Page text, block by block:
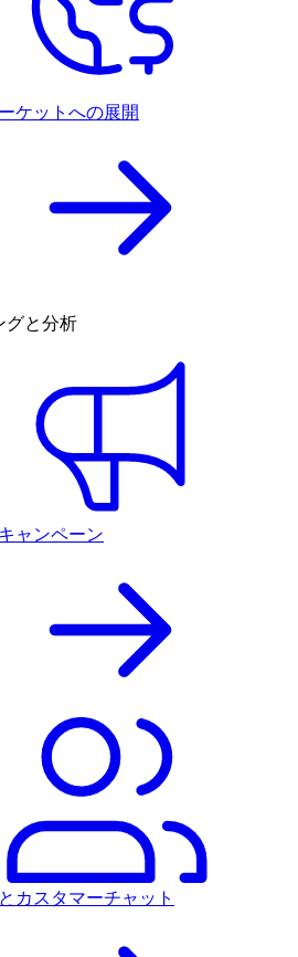
ケットへの展開
グと分析
ャンペーン
カスタマーチャット